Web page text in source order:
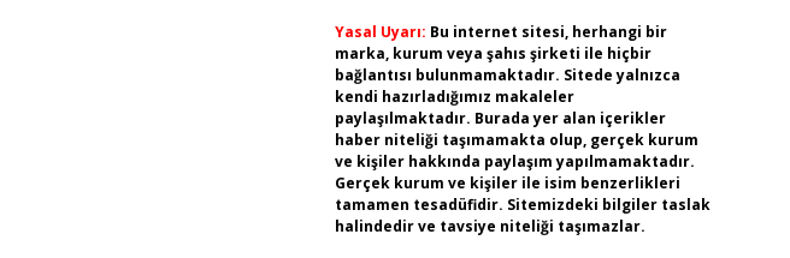
Yasal Uyarı: Bu internet sitesi, herhangi bir
marka, kurum veya şahıs şirketi ile hiçbir
bağlantısı bulunmamaktadır. Sitede yalnızca
kendi hazırladığımız makaleler
paylaşılmaktadır. Burada yer alan içerikler
haber niteliği taşımamakta olup, gerçek kurum
ve kişiler hakkında paylaşım yapılmamaktadır.
Gerçek kurum ve kişiler ile isim benzerlikleri
tamamen tesadüfidir. Sitemizdeki bilgiler taslak
halindedir ve tavsiye niteliği taşımazlar.